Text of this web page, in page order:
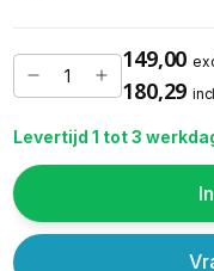
149,00
180,29
Levertijd 1 tot 3